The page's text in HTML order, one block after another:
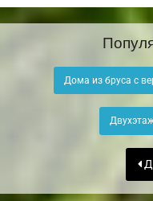
Дома из бруса с